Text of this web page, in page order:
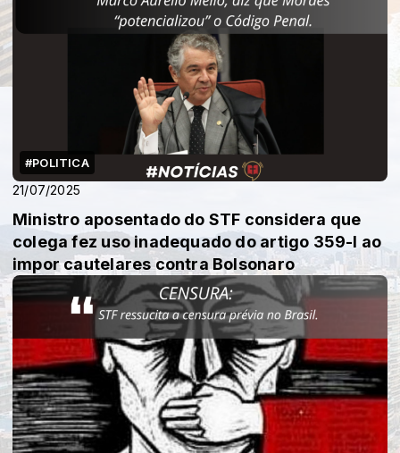
#POLITICA
21/07/2025
Ministro aposentado do STF considera que
colega fez uso inadequado do artigo 359-I ao
impor cautelares contra Bolsonaro